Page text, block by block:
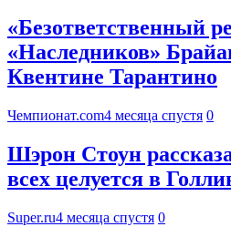
«Безответственный
«Наследников»
Квентине Тарантино
Чемпионат.com4 месяца спустя 0
Шэрон Стоун
всех целуется в
Super.ru4 месяца спустя 0